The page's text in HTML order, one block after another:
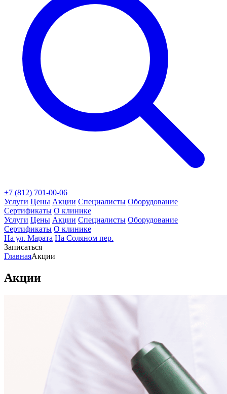
+7 (812) 701-00-06
Услуги Цены Акции Специалисты Оборудование
Сертификаты О клинике
Услуги Цены Акции Специалисты Оборудование
Сертификаты О клинике
На ул. Марата На Соляном пер.
Записаться
ГлавнаяАкции
Акции